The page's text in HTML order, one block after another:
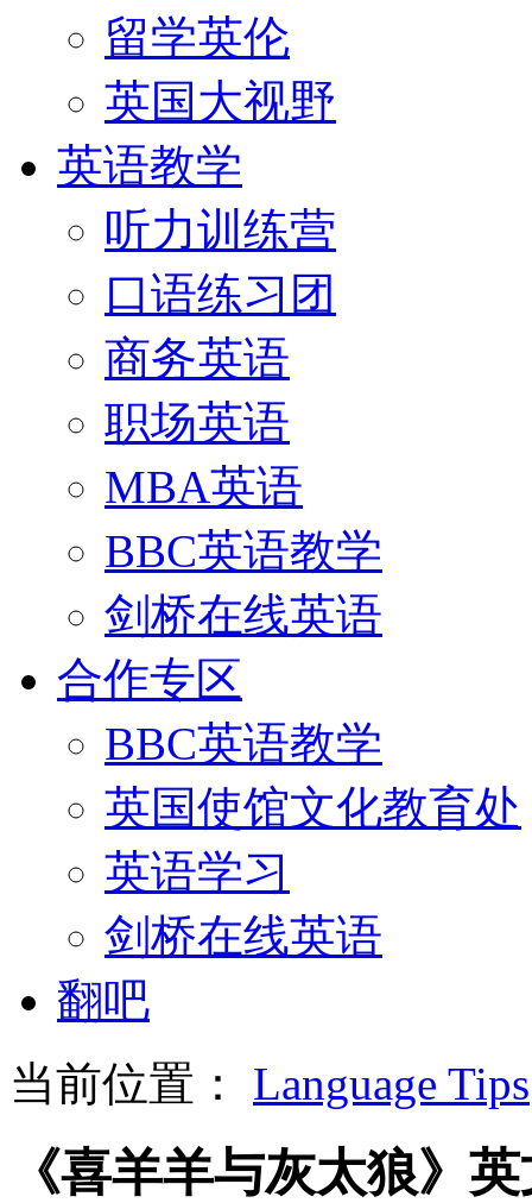
留学英伦
英国大视野
英语教学
听力训练营
口语练习团
商务英语
职场英语
MBA英语
BBC英语教学
剑桥在线英语
合作专区
BBC英语教学
英国使馆文化教育处
英语学习
剑桥在线英语
翻吧
当前位置： Language Tips
《喜羊羊与灰太狼》